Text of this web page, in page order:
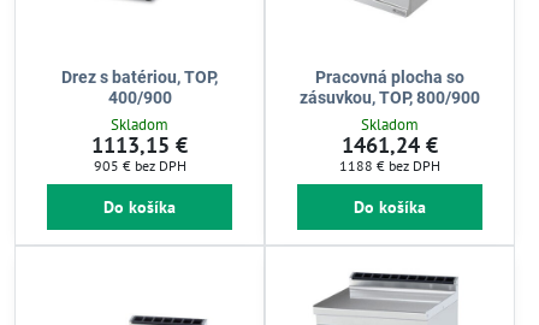
Drez s batériou, TOP,
400/900
Skladom
1113,15 €
905 € bez DPH
Do košíka
Pracovná plocha so
zásuvkou, TOP, 800/900
Skladom
1461,24 €
1188 € bez DPH
Do košíka